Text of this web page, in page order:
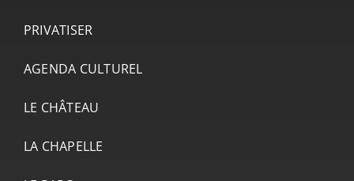
PRIVATISER
AGENDA CULTUREL
LE CHÂTEAU
LA CHAPELLE